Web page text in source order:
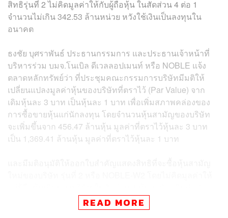
สิทธิรุ่นที่ 2 ไม่คิดมูลค่าให้กับผู้ถือหุ้น ในสัดส่วน 4 ต่อ 1
จำนวนไม่เกิน 342.53 ล้านหน่วย หวังใช้เงินเป็นลงทุนใน
อนาคต
ธงชัย บุศราพันธ์ ประธานกรรมการ และประธานเจ้าหน้าที่
บริหารร่วม บมจ.โนเบิล ดีเวลลอปเมนท์ หรือ NOBLE แจ้ง
ตลาดหลักทรัพย์ว่า ที่ประชุมคณะกรรมการบริษัทมีมติให้
เปลี่ยนแปลงมูลค่าหุ้นของบริษัทที่ตราไว้ (Par Value) จาก
เดิมหุ้นละ 3 บาท เป็นหุ้นละ 1 บาท เพื่อเพิ่มสภาพคล่องของ
การซื้อขายหุ้นแก่นักลงทุน โดยจำนวนหุ้นสามัญของบริษัท
จะเพิ่มขึ้นจาก 456.47 ล้านหุ้น มูลค่าที่ตราไว้หุ้นละ 3 บาท
เป็น 1,369.41 ล้านหุ้น มูลค่าที่ตราไว้หุ้นละ 1 บาท
หน่วยใบสำคัญแสดงสิทธิ ไม่เกิน 342.35 ล้านหน่วย และ
ราคาแปลงสิทธิที่ 8.00 บาท (ในกรณีที่ผู้ถือหุ้นมีมติให้
READ MORE